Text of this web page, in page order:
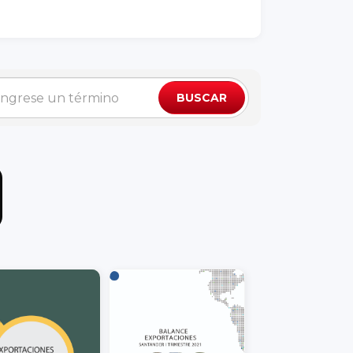
BUSCAR